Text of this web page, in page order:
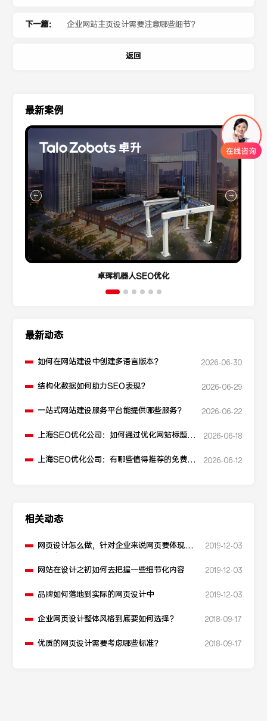
下一篇： 企业网站主页设计需要注意哪些细节？
返回
最新案例
卓珲机器人SEO优化
最新动态
如何在网站建设中创建多语言版本？ 2026-06-30
结构化数据如何助力SEO表现？ 2026-06-29
一站式网站建设服务平台能提供哪些服务？ 2026-06-22
上海SEO优化公司：如何通过优化网站标题提
2026-06-18
上海SEO优化公司：有哪些值得推荐的免费
2026-06-12
相关动态
网页设计怎么做，针对企业来说网页要体现什
2019-12-03
网站在设计之初如何去把握一些细节化内容 2019-12-03
品牌如何落地到实际的网页设计中 2019-12-03
企业网页设计整体风格到底要如何选择？ 2018-09-17
优质的网页设计需要考虑哪些标准？ 2018-09-17